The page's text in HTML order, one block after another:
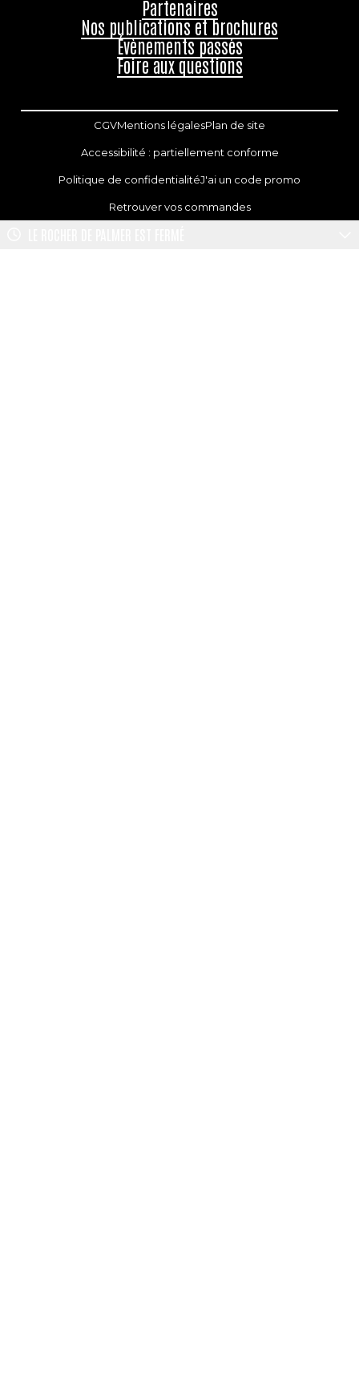
Partenaires
Nos publications et brochures
Évènements passés
Foire aux questions
CGVMentions légalesPlan de site
Accessibilité : partiellement conforme
Politique de confidentialitéJ'ai un code promo
Retrouver vos commandes